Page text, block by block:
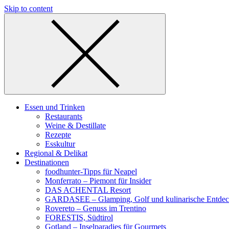
Skip to content
Essen und Trinken
Restaurants
Weine & Destillate
Rezepte
Esskultur
Regional & Delikat
Destinationen
foodhunter-Tipps für Neapel
Monferrato – Piemont für Insider
DAS ACHENTAL Resort
GARDASEE – Glamping, Golf und kulinarische
Rovereto – Genuss im Trentino
FORESTIS, Südtirol
Gotland – Inselparadies für Gourmets